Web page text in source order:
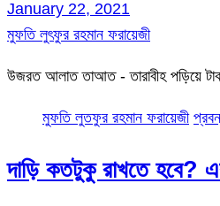
January 22, 2021
মুফতি লুৎফুর রহমান ফরায়েজী
উজরত আলাত তাআত - তারাবীহ পড়িয়ে টাকা
মুফতি লুতফুর রহমান ফরায়েজী
দাড়ি কতটুকু রাখতে হবে?